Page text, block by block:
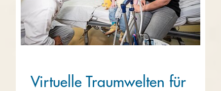
Virtuelle Traumwelten für